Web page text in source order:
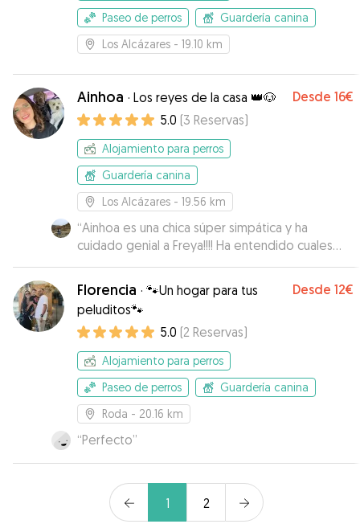
Paseo de perros
Guardería canina
Los Alcázares - 19.10 km
Ainhoa · Los reyes de la casa 👑🐶 Desde 16€
5.0 (3 Reservas)
Alojamiento para perros
Guardería canina
Los Alcázares - 19.56 km
“Ainhoa es una chica súper simpática y ha
cuidado genial a Freya!!!! Ha entendido cuales
son sus necesidades y constantemente nos ha
pasado fotos y vídeos 😊 repetiremos sin
duda!!! Mil gracias por todo🥰”
Florencia · 🐾Un hogar para tus
peluditos🐾
Desde 12€
5.0 (2 Reservas)
Alojamiento para perros
Paseo de perros
Guardería canina
Roda - 20.16 km
“Perfecto”
1 2